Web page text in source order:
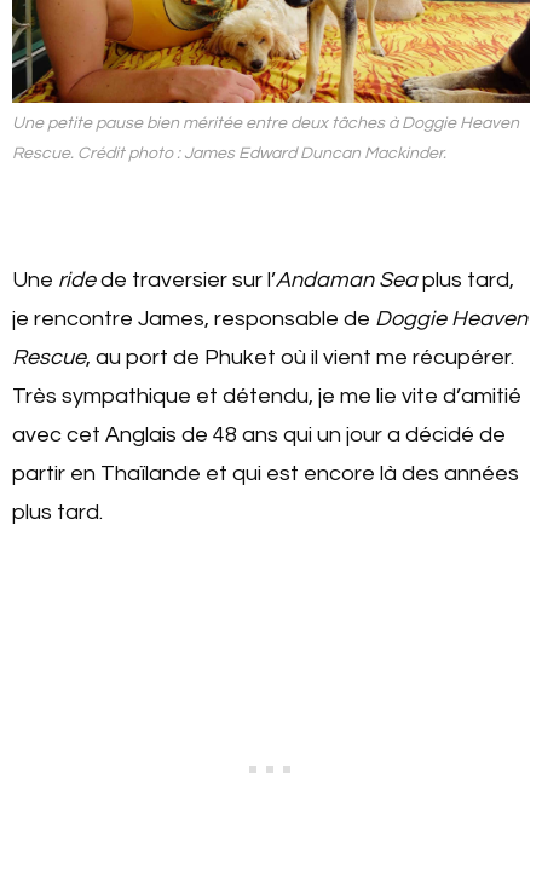
Une petite pause bien méritée entre deux tâches à Doggie Heaven
Rescue. Crédit photo : James Edward Duncan Mackinder.
Une ridede traversier sur l’Andaman Seaplus tard,
je rencontre James, responsable de Doggie Heaven
Rescue, au port de Phuket où il vient me récupérer.
Très sympathique et détendu, je me lie vite d’amitié
avec cet Anglais de 48 ans qui un jour a décidé de
partir en Thaïlande et qui est encore là des années
plus tard.